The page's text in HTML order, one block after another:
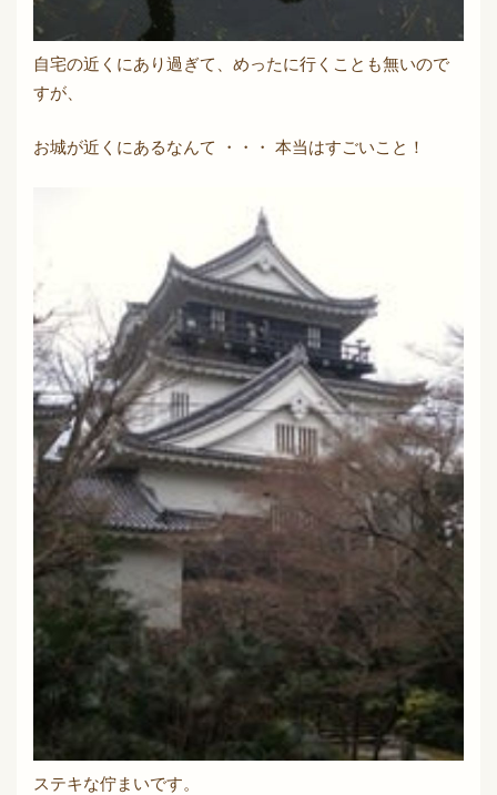
自宅の近くにあり過ぎて、めったに行くことも無いので
すが、
お城が近くにあるなんて ・・・ 本当はすごいこと！
ステキな佇まいです。